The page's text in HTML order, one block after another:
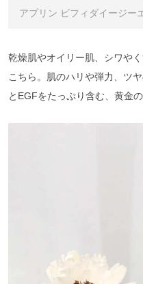
アプリン ビフィダイージー
乾燥肌やオイリー肌、シワや
こちら。肌のハリや弾力、ツ
とEGFをたっぷり含む、黄金